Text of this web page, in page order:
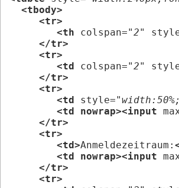
<tbody>
<tr>
<th colspan="2"
</tr>
<tr>
<td colspan="2"
</tr>
<tr>
<td style=
<td nowrap><input
</tr>
<tr>
<td>Anmeldezeitraum:
<td nowrap><input
</tr>
<tr>